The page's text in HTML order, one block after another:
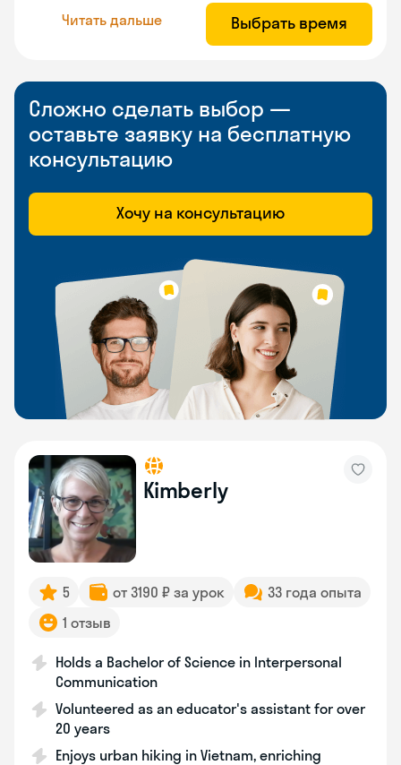
Читать дальше Выбрать время
Сложно сделать выбор —
оставьте заявку на бесплатную
консультацию
Хочу на консультацию
Kimberly
5 от 3190 ₽ за урок
33 года опыта
1 отзыв
Holds a Bachelor of Science in Interpersonal
Communication
Volunteered as an educator's assistant for over
20 years
Enjoys urban hiking in Vietnam, enriching